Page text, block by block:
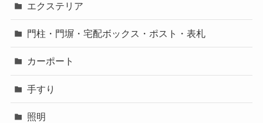
エクステリア
門柱・門塀・宅配ボックス・ポスト・表札
カーポート
手すり
照明